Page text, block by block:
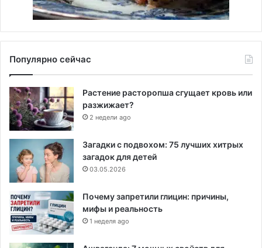
Популярно сейчас
Растение расторопша сгущает кровь или
разжижает?
2 недели ago
Загадки с подвохом: 75 лучших хитрых
загадок для детей
03.05.2026
Почему запретили глицин: причины,
мифы и реальность
1 неделя ago